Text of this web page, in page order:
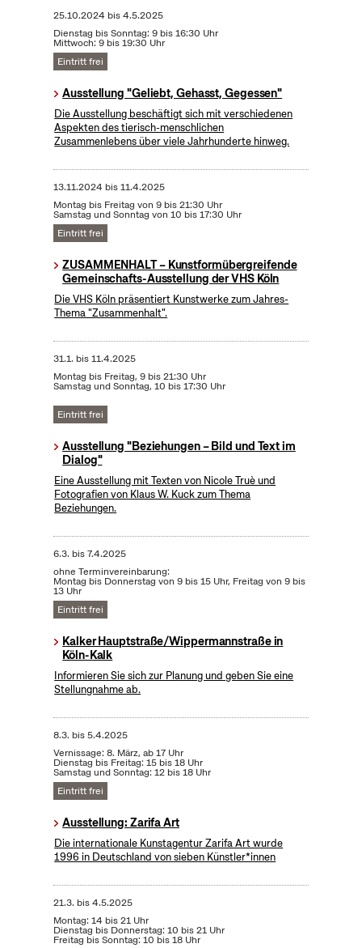
25.10.2024 bis4.5.2025
Dienstag bis Sonntag: 9 bis 16:30 Uhr
Mittwoch: 9 bis 19:30 Uhr
Eintritt frei
Ausstellung "Geliebt, Gehasst, Gegessen"
Die Ausstellung beschäftigt sich mit verschiedenen
Aspekten des tierisch-menschlichen
Zusammenlebens über viele Jahrhunderte hinweg.
13.11.2024 bis11.4.2025
Montag bis Freitag von 9 bis 21:30 Uhr
Samstag und Sonntag von 10 bis 17:30 Uhr
Eintritt frei
ZUSAMMENHALT – Kunstformübergreifende
Gemeinschafts-Ausstellung der VHS Köln
Die VHS Köln präsentiert Kunstwerke zum Jahres-
Thema "Zusammenhalt".
31.1. bis11.4.2025
Montag bis Freitag, 9 bis 21:30 Uhr
Samstag und Sonntag, 10 bis 17:30 Uhr
Eintritt frei
Ausstellung "Beziehungen – Bild und Text im
Dialog"
Eine Ausstellung mit Texten von Nicole Truè und
Fotografien von Klaus W. Kuck zum Thema
Beziehungen.
6.3. bis7.4.2025
ohne Terminvereinbarung:
Montag bis Donnerstag von 9 bis 15 Uhr, Freitag von 9 bis
13 Uhr
Eintritt frei
Kalker Hauptstraße/Wippermannstraße in
Köln-Kalk
Informieren Sie sich zur Planung und geben Sie eine
Stellungnahme ab.
8.3. bis5.4.2025
Vernissage: 8. März, ab 17 Uhr
Dienstag bis Freitag: 15 bis 18 Uhr
Samstag und Sonntag: 12 bis 18 Uhr
Eintritt frei
Ausstellung: Zarifa Art
Die internationale Kunstagentur Zarifa Art wurde
1996 in Deutschland von sieben Künstler*innen
21.3. bis4.5.2025
Montag: 14 bis 21 Uhr
Dienstag bis Donnerstag: 10 bis 21 Uhr
Freitag bis Sonntag: 10 bis 18 Uhr